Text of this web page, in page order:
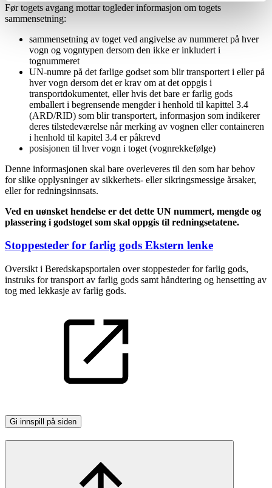
Før togets avgang mottar togleder informasjon om togets
sammensetning:
sammensetning av toget ved angivelse av nummeret på hver
vogn og vogntypen dersom den ikke er inkludert i
tognummeret
UN-numre på det farlige godset som blir transportert i eller på
hver vogn dersom det er krav om at det oppgis i
transportdokumentet, eller hvis det bare er farlig gods
emballert i begrensende mengder i henhold til kapittel 3.4
(ARD/RID) som blir transportert, informasjon som indikerer
deres tilstedeværelse når merking av vognen eller containeren
i henhold til kapitel 3.4 er påkrevd
posisjonen til hver vogn i toget (vognrekkefølge)
Denne informasjonen skal bare overleveres til den som har behov
for slike opplysninger av sikkerhets- eller sikringsmessige årsaker,
eller for redningsinnsats.
Ved en uønsket hendelse er det dette UN nummert, mengde og
plassering i godstoget som skal oppgis til redningsetatene.
Stoppesteder for farlig gods Ekstern lenke
Oversikt i Beredskapsportalen over stoppesteder for farlig gods,
instruks for transport av farlig gods samt håndtering og hensetting av
tog med lekkasje av farlig gods.
Gi innspill på siden